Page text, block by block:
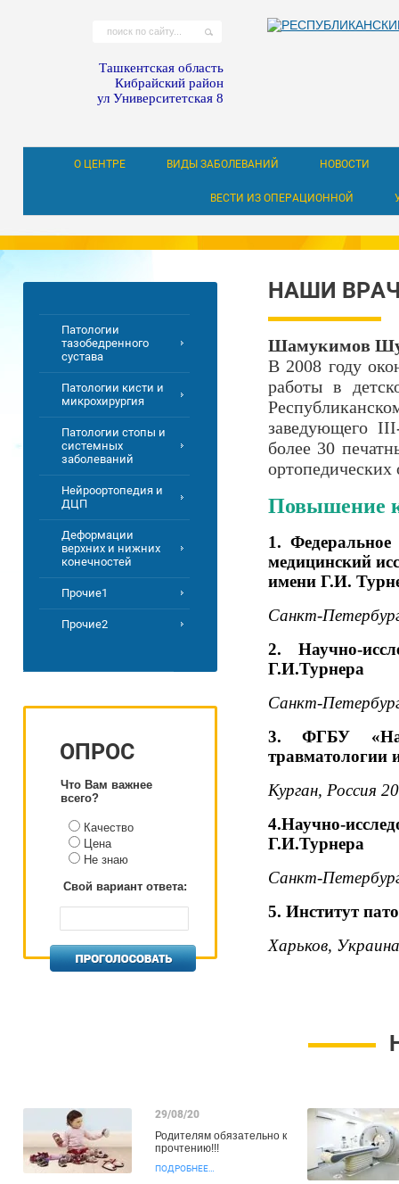
Ташкентская область
Кибрайский район
ул Университетская 8
О ЦЕНТРЕ ВИДЫ ЗАБОЛЕВАНИЙ НОВОСТИ
ВЕСТИ ИЗ ОПЕРАЦИОННОЙ
Патологии
тазобедренного
сустава
Патологии кисти и
микрохирургия
Патологии стопы и
системных
заболеваний
Нейроортопедия и
ДЦП
Деформации
верхних и нижних
конечностей
Прочие1
Прочие2
ОПРОС
Что Вам важнее
всего?
Качество
Цена
Не знаю
Свой вариант ответа:
НАШИ
Шамукимов
В 2008 году
работы в
заведующего
более 30
ортопедических
Повышение
1. Федеральное
медицинский
имени Г.И.
Санкт-
2. Научно-
Г.И.Турнера
Санкт-
3. ФГБУ
травматологии
Курган, Россия
4.Научно-
Г.И.Турнера
Санкт-
5. Институт
Харьков,
29/08/20
Родителям обязательно к
прочтению!!!
ПОДРОБНЕЕ…